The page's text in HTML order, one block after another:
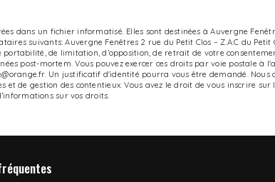
dans un fichier informatisé. Elles sont destinées à Auvergne
suivants: Auvergne Fenêtres 2 rue du Petit Clos – Z.A.C du Petit
portabilité, de limitation, d’opposition, de retrait de votre
post-mortem. Vous pouvez exercer ces droits par voie postale à
Un justificatif d'identité pourra vous être demandé. Nous
de gestion des contentieux. Vous avez le droit de vous inscrire sur
sur vos droits.